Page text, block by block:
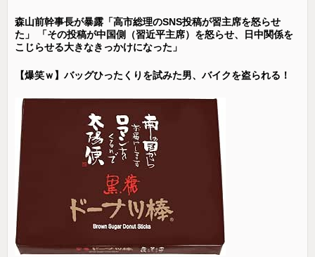
森山前幹事長が暴露「高市総理のSNS投稿が習主席を怒らせ
た」 「その投稿が中国側（習近平主席）を怒らせ、日中関係を
こじらせる大きなきっかけになった」
【爆笑ｗ】バッグひったくりを試みた男、バイクを盗られる！